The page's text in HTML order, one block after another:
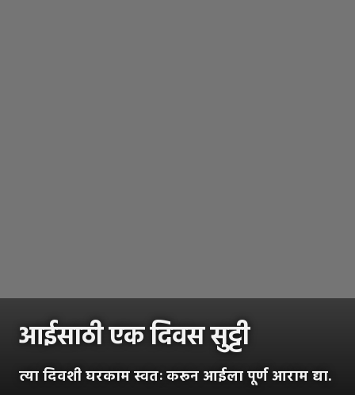
आईसाठी एक दिवस सुट्टी
त्या दिवशी घरकाम स्वतः करून आईला पूर्ण आराम द्या.